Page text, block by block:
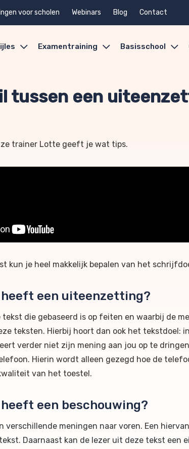
voor scholen Webinars Blog Contact
Examentraining Basisschool
tussen een
trainer Lotte geeft je wat tips.
kun je heel makkelijk bepalen van het
een uiteenzetting?
die gebaseerd is op feiten en waarbij de
teksten. Hierbij hoort dan ook het tekstdoel:
verder niet zijn mening aan jou op te
Hierin wordt alleen gezegd hoe de
van het toestel.
een beschouwing?
verschillende meningen naar voren. Een
Daarnaast kan de lezer uit deze tekst een